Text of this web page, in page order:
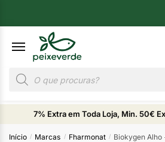
7% Extra em Toda Loja, Min. 50€
Início / Marcas / Fharmonat / Biokygen